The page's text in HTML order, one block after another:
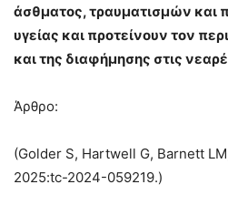
άσθματος, τραυματισμών και
υγείας και προτείνουν τον
και της διαφήμησης στις
Άρθρο:
(Golder S, Hartwell G, Barnett
2025:tc-2024-059219.)